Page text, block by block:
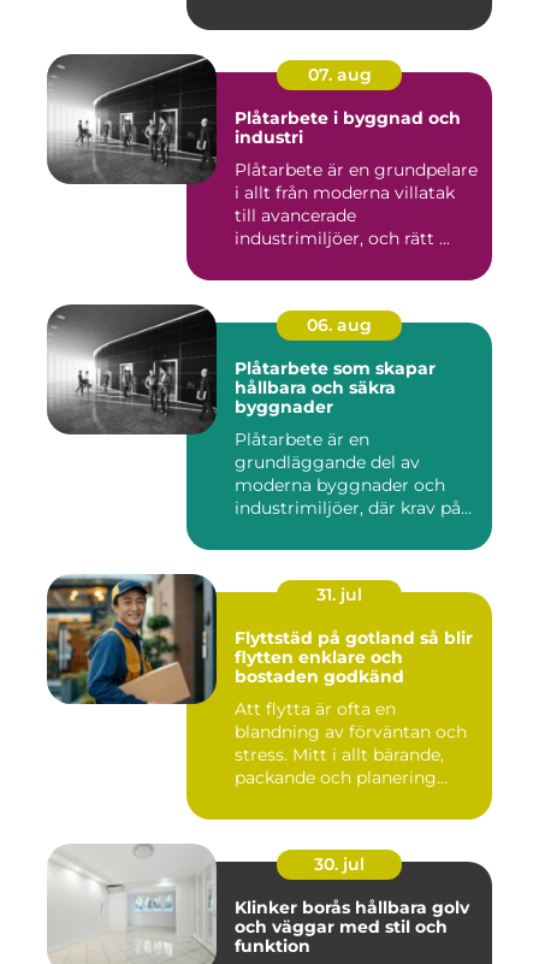
07. aug
Plåtarbete i byggnad och
industri
Plåtarbete är en grundpelare
i allt från moderna villatak
till avancerade
industrimiljöer, och rätt ...
06. aug
Plåtarbete som skapar
hållbara och säkra
byggnader
Plåtarbete är en
grundläggande del av
moderna byggnader och
industrimiljöer, där krav på
31. jul
Flyttstäd på gotland så blir
flytten enklare och
bostaden godkänd
Att flytta är ofta en
blandning av förväntan och
stress. Mitt i allt bärande,
packande och planering...
30. jul
Klinker borås hållbara golv
och väggar med stil och
funktion